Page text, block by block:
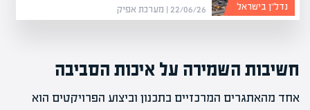
22/06/26 | מערכת אפיק נדל”ן בישראל
חשיבות השמירה על איכות הסביבה
אחד מהאתגרים המרכזיים בתכנון וביצוע הפרויקטים הוא